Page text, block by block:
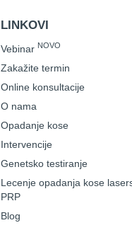
LINKOVI
Vebinar NOVO
Zakažite termin
Online konsultacije
O nama
Opadanje kose
Intervencije
Genetsko testiranje
Lecenje opadanja kose
PRP
Blog